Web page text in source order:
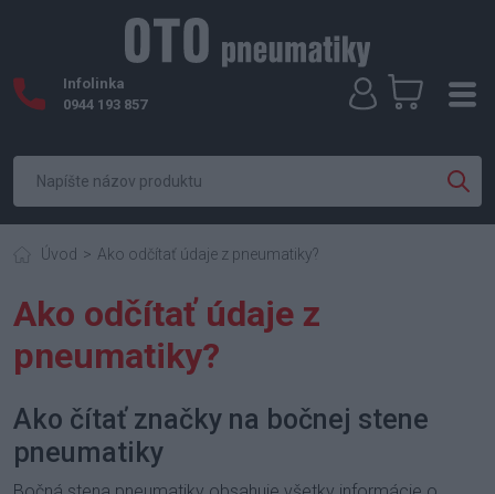
Infolinka
0944 193 857
Úvod Ako odčítať údaje z pneumatiky?
Ako odčítať údaje z
pneumatiky?
Ako čítať značky na bočnej stene
pneumatiky